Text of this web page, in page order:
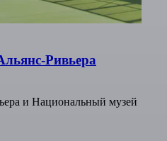
Ривьера
и Национальный музей